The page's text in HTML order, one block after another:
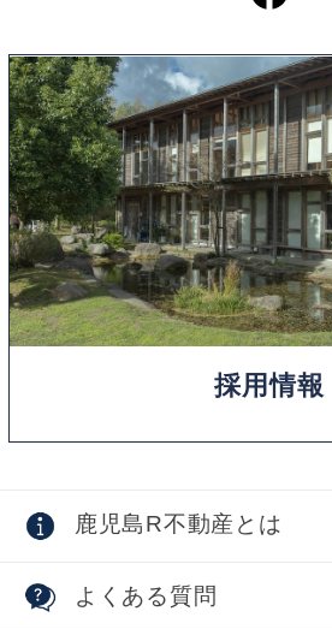
採用情報
鹿児島R不動産とは
よくある質問